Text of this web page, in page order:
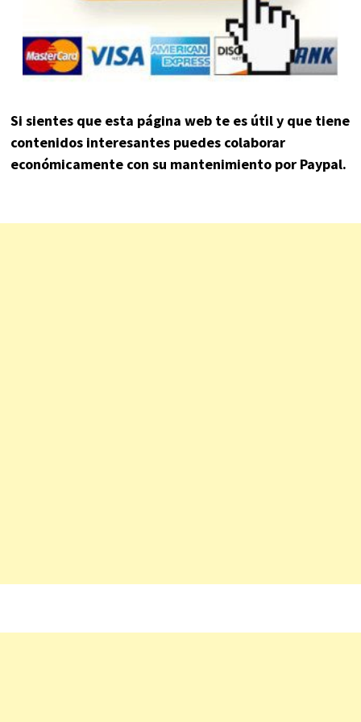
Si sientes que esta página web te es útil y que tiene
contenidos interesantes puedes colaborar
económicamente con su mantenimiento por Paypal.